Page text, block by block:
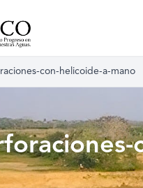
con-helicoide-a-mano